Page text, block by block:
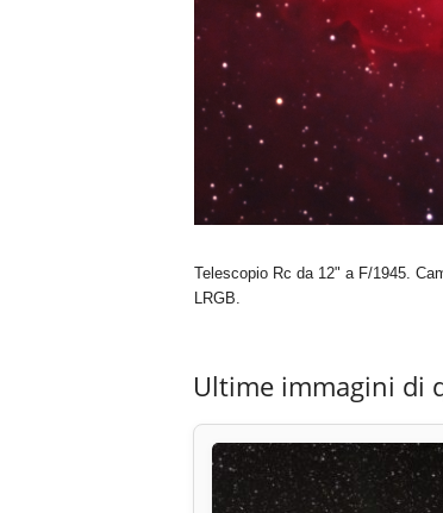
Telescopio Rc da 12" a F/1945.
LRGB.
Ultime immagini di